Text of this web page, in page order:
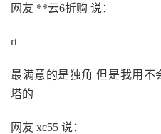
网友 **云6折购 说：
rt
最满意的是独角 但是我用不
塔的
网友 xc55 说：